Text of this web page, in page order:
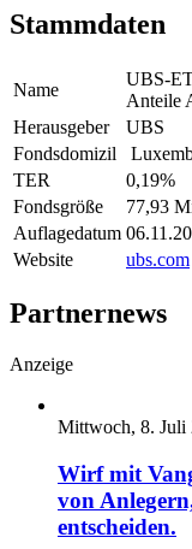
Stammdaten
Name
UBS-
Anteile
Herausgeber
UBS
Fondsdomizil
TER
0,19%
Fondsgröße
77,93
Auflagedatum
Website
ubs.com
Partnernews
Anzeige
Mittwoch, 8. Juli
Wirf mit
von
entscheiden.